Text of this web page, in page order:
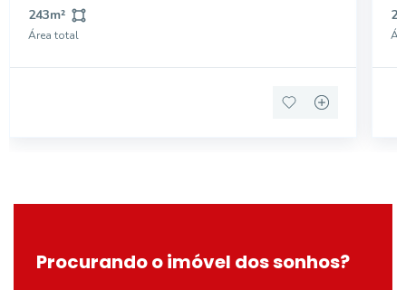
243m²
Área total
Procurando o imóvel dos sonhos?